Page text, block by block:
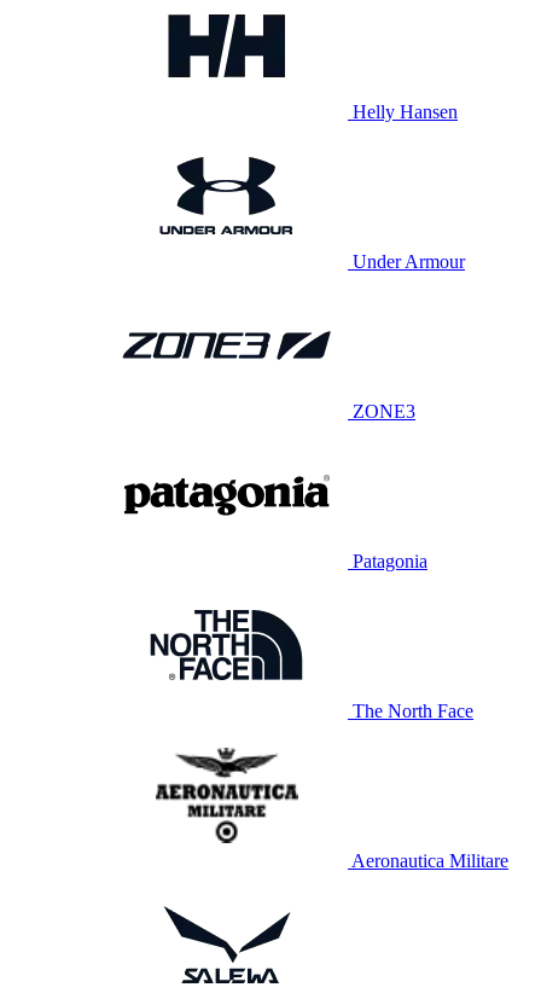
Helly Hansen
Under Armour
ZONE3
Patagonia
The North Face
Aeronautica Militare